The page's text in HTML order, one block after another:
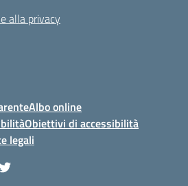
alla privacy
Albo online
Obiettivi di accessibilità
legali